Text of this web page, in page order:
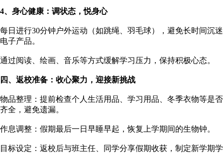
4、 身心健康：调状态，悦身心
每日进行30分钟户外运动（如跳绳、羽毛球），避免长时间沉迷
电子产品。
通过阅读、绘画、音乐等方式缓解学习压力，保持积极心态。
四、返校准备：收心聚力，迎接新挑战
物品整理：提前检查个人生活用品、学习用品、冬季衣物等是否
齐全，避免遗漏。
作息调整：假期最后一日早睡早起，恢复上学期间的生物钟。
目标设定：返校后与班主任、同学分享假期收获，制定新学期学